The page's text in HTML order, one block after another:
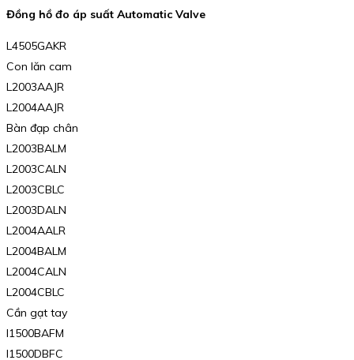
Đồng hồ đo áp suất Automatic Valve
L4505GAKR
Con lăn cam
L2003AAJR
L2004AAJR
Bàn đạp chân
L2003BALM
L2003CALN
L2003CBLC
L2003DALN
L2004AALR
L2004BALM
L2004CALN
L2004CBLC
Cần gạt tay
I1500BAFM
I1500DBFC